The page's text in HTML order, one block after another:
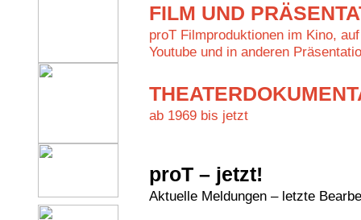
FILM UND
proT Filmproduktionen im Kino,
Youtube und in anderen
ab 1969 bis jetzt
proT – jetzt!
Aktuelle Meldungen – letzte